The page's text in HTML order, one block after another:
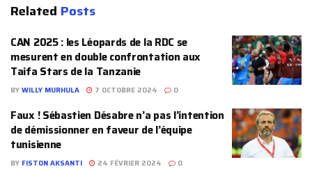
Related Posts
CAN 2025 : les Léopards de la RDC se
mesurent en double confrontation aux
Taifa Stars de la Tanzanie
BY WILLY MURHULA 7 OCTOBRE 2024 0
Faux ! Sébastien Désabre n’a pas l’intention
de démissionner en faveur de l’équipe
tunisienne
BY FISTON AKSANTI 24 FÉVRIER 2024 0